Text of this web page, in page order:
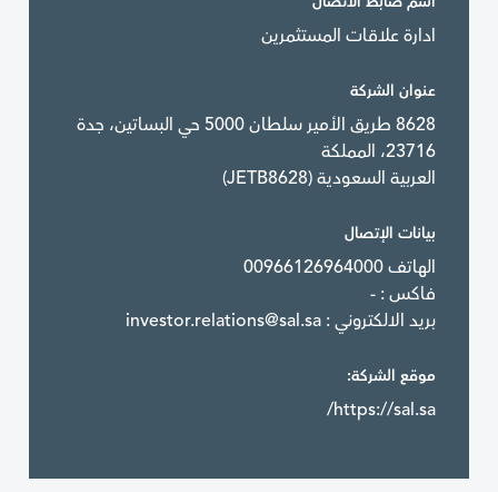
ادارة علاقات المستثمرين
عنوان الشركة
8628 طريق الأمير سلطان 5000 حي البساتين، جدة
23716، المملكة
العربية السعودية (JETB8628)
بيانات الإتصال
الهاتف 00966126964000
فاكس : -
بريد الالكتروني : investor.relations@sal.sa
موقع الشركة:
https://sal.sa/